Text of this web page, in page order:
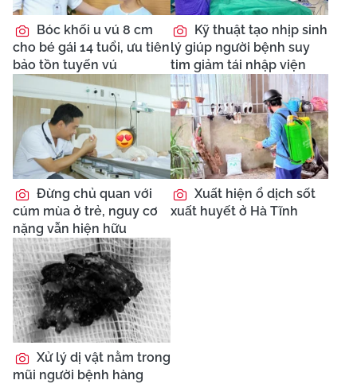
Bóc khối u vú 8 cm
cho bé gái 14 tuổi, ưu tiên
bảo tồn tuyến vú
Kỹ thuật tạo nhịp sinh
lý giúp người bệnh suy
tim giảm tái nhập viện
Đừng chủ quan với
cúm mùa ở trẻ, nguy cơ
nặng vẫn hiện hữu
Xuất hiện ổ dịch sốt
xuất huyết ở Hà Tĩnh
Xử lý dị vật nằm trong
mũi người bệnh hàng